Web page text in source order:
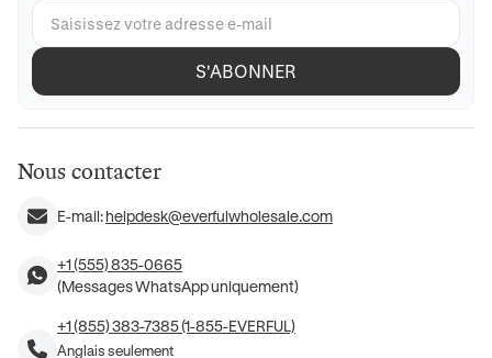
S'ABONNER
Nous contacter
E-mail:helpdesk@everfulwholesale.com
+1 (555) 835-0665
(Messages WhatsApp uniquement)
+1 (855) 383-7385 (1-855-EVERFUL)
Anglais seulement